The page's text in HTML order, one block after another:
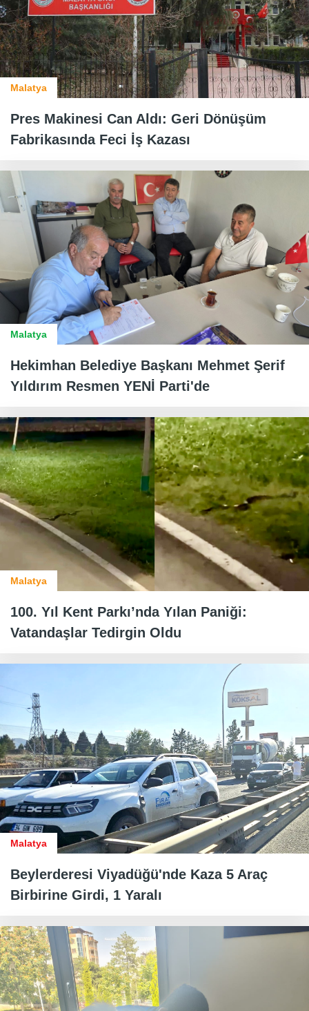
Malatya
Pres Makinesi Can Aldı: Geri Dönüşüm
Fabrikasında Feci İş Kazası
Malatya
Hekimhan Belediye Başkanı Mehmet Şerif
Yıldırım Resmen YENİ Parti'de
Malatya
100. Yıl Kent Parkı’nda Yılan Paniği:
Vatandaşlar Tedirgin Oldu
Malatya
Beylerderesi Viyadüğü'nde Kaza 5 Araç
Birbirine Girdi, 1 Yaralı